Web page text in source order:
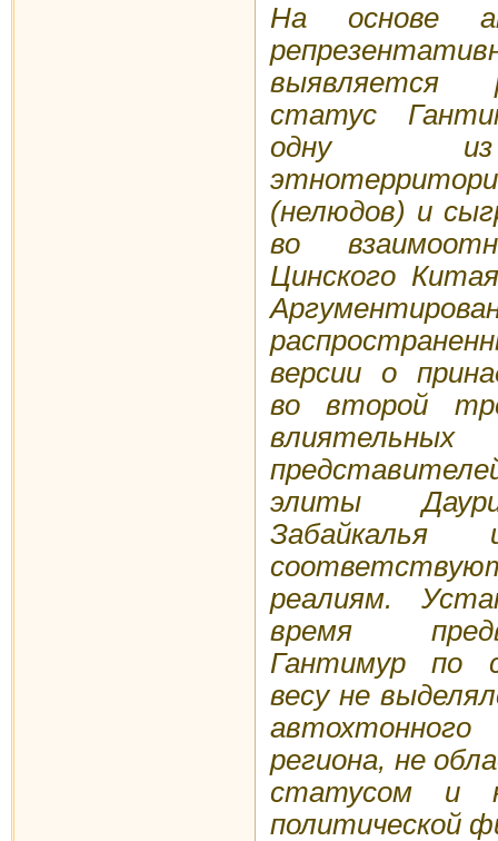
На основе
выявляется
статус
одну из
(нелюдов) и
во
Цинского
версии о
во второй
элиты
реалиям.
время
Гантимур по
весу не
автохтонного
региона, не
статусом и
политической